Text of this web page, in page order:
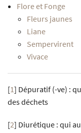
Flore et Fonge
Fleurs jaunes
Liane
Sempervirent
Vivace
[1] Dépuratif (-ve) :
des déchets
[2] Diurétique : qui